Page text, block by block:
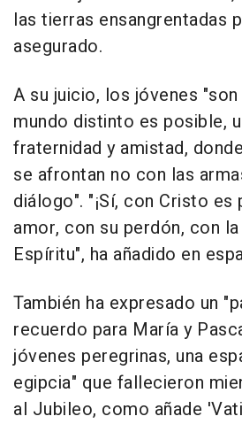
las tierras ensangrentadas
asegurado.
A su juicio, los jóvenes
mundo distinto es posible,
fraternidad y amistad,
se afrontan no con las
diálogo". "¡Sí, con Cristo es
amor, con su perdón, con
Espíritu", ha añadido en
También ha expresado un
recuerdo para María y
jóvenes peregrinas, una
egipcia" que fallecieron
al Jubileo, como añade